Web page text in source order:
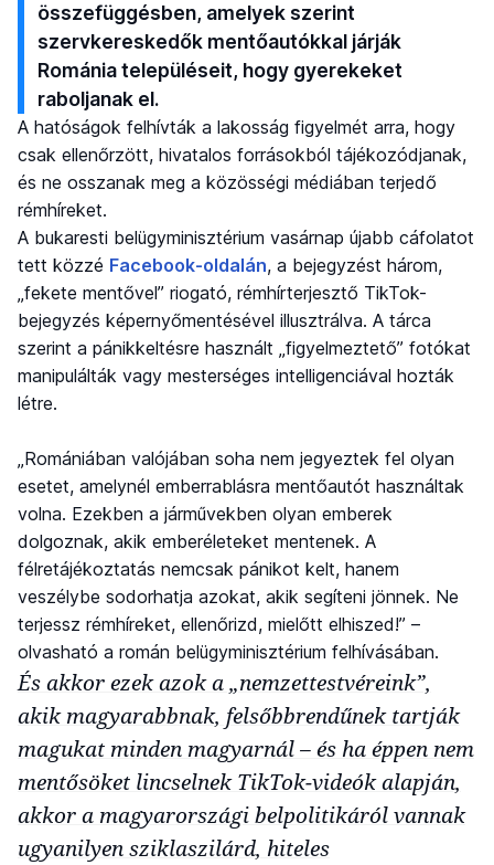
összefüggésben, amelyek szerint
szervkereskedők mentőautókkal járják
Románia településeit, hogy gyerekeket
raboljanak el.
A hatóságok felhívták a lakosság figyelmét arra, hogy
csak ellenőrzött, hivatalos forrásokból tájékozódjanak,
és ne osszanak meg a közösségi médiában terjedő
rémhíreket.
A bukaresti belügyminisztérium vasárnap újabb cáfolatot
tett közzé Facebook-oldalán, a bejegyzést három,
„fekete mentővel” riogató, rémhírterjesztő TikTok-
bejegyzés képernyőmentésével illusztrálva. A tárca
szerint a pánikkeltésre használt „figyelmeztető” fotókat
manipulálták vagy mesterséges intelligenciával hozták
létre.
„Romániában valójában soha nem jegyeztek fel olyan
esetet, amelynél emberrablásra mentőautót használtak
volna. Ezekben a járművekben olyan emberek
dolgoznak, akik emberéleteket mentenek. A
félretájékoztatás nemcsak pánikot kelt, hanem
veszélybe sodorhatja azokat, akik segíteni jönnek. Ne
terjessz rémhíreket, ellenőrizd, mielőtt elhiszed!” –
olvasható a román belügyminisztérium felhívásában.
És akkor ezek azok a „nemzettestvéreink”,
akik magyarabbnak, felsőbbrendűnek tartják
magukat minden magyarnál – és ha éppen nem
mentősöket lincselnek TikTok-videók alapján,
akkor a magyarországi belpolitikáról vannak
ugyanilyen sziklaszilárd, hiteles